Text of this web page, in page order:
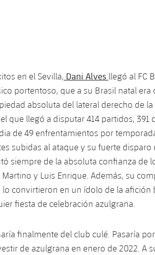
en el Sevilla, Dani Alves llegó al FC
portentoso, que a su Brasil natal era
absoluta del lateral derecho de
que llegó a disputar 414 partidos, 391
de 49 enfrentamientos por
subidas al ataque y su fuerte disparo
siempre de la absoluta confianza de
y Luis Enrique. Además, su
convirtieron en un ídolo de la afición
fiesta de celebración azulgrana.
finalmente del club culé. Pasaría
de azulgrana en enero de 2022. A